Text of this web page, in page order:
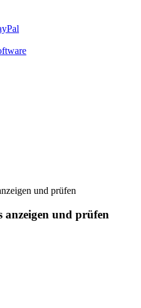
und prüfen
und prüfen